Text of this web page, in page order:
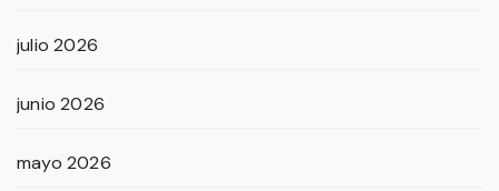
julio 2026
junio 2026
mayo 2026